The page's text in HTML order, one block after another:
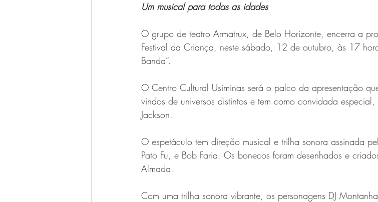
Um musical para todas as idades
O grupo de teatro Armatrux, de Belo Horizonte, encerra a
Festival da Criança, neste sábado, 12 de outubro, às 17
Banda”.
O Centro Cultural Usiminas será o palco da apresentação
vindos de universos distintos e tem como convidada
Jackson.
O espetáculo tem direção musical e trilha sonora assinada
Pato Fu, e Bob Faria. Os bonecos foram desenhados e
Almada.
Com uma trilha sonora vibrante, os personagens DJ